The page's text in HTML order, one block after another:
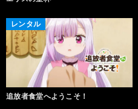
レンタル
追放者食堂へようこそ！